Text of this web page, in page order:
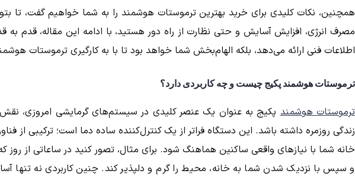
همچنین، نکات کلیدی برای خرید بهترین ترموستات هوشمند را به شما خواهیم گفت، تا
مصرف انرژی، افزایش آسایش و حتی نظارت از راه دور هستید، با ادامه این مقاله، قدم به
اطلاعات فنی ارائه می‌دهد، بلکه الهام‌بخش شما خواهد بود تا با به کارگیری ترموستات
ترموستات هوشمند پکیج چیست و چه کاربردی دارد؟
ترموستات هوشمندپکیج به عنوان یک عنصر کلیدی در سیستم‌های گرمایشی امروزی،
زندگی روزمره داشته باشد. این دستگاه فراتر از یک کنترل‌کننده ساده دما است؛ ترکیبی
خانه شما با نیازهای واقعی ساکنین هماهنگ شود. برای مثال، تصور کنید در ساعاتی از
و سپس با نزدیک شدن شما به خانه، محیط را گرم و دلپذیر کند. چنین کاربردی نه تنها